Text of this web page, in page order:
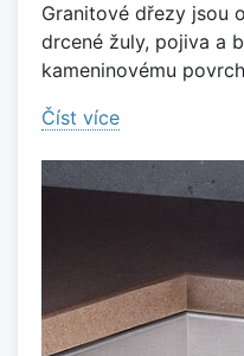
Granitové dřezy jsou
drcené žuly, pojiva a
kameninovému
Číst více